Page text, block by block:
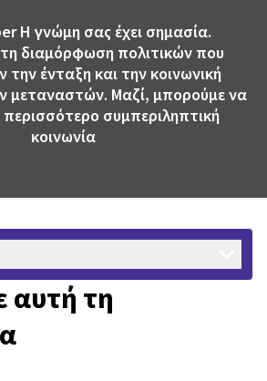
Η γνώμη σας έχει σημασία.
διαμόρφωση πολιτικών που
την ένταξη και την κοινωνική
μεταναστών. Μαζί, μπορούμε να
περισσότερο συμπεριληπτική
κοινωνία
αυτή τη